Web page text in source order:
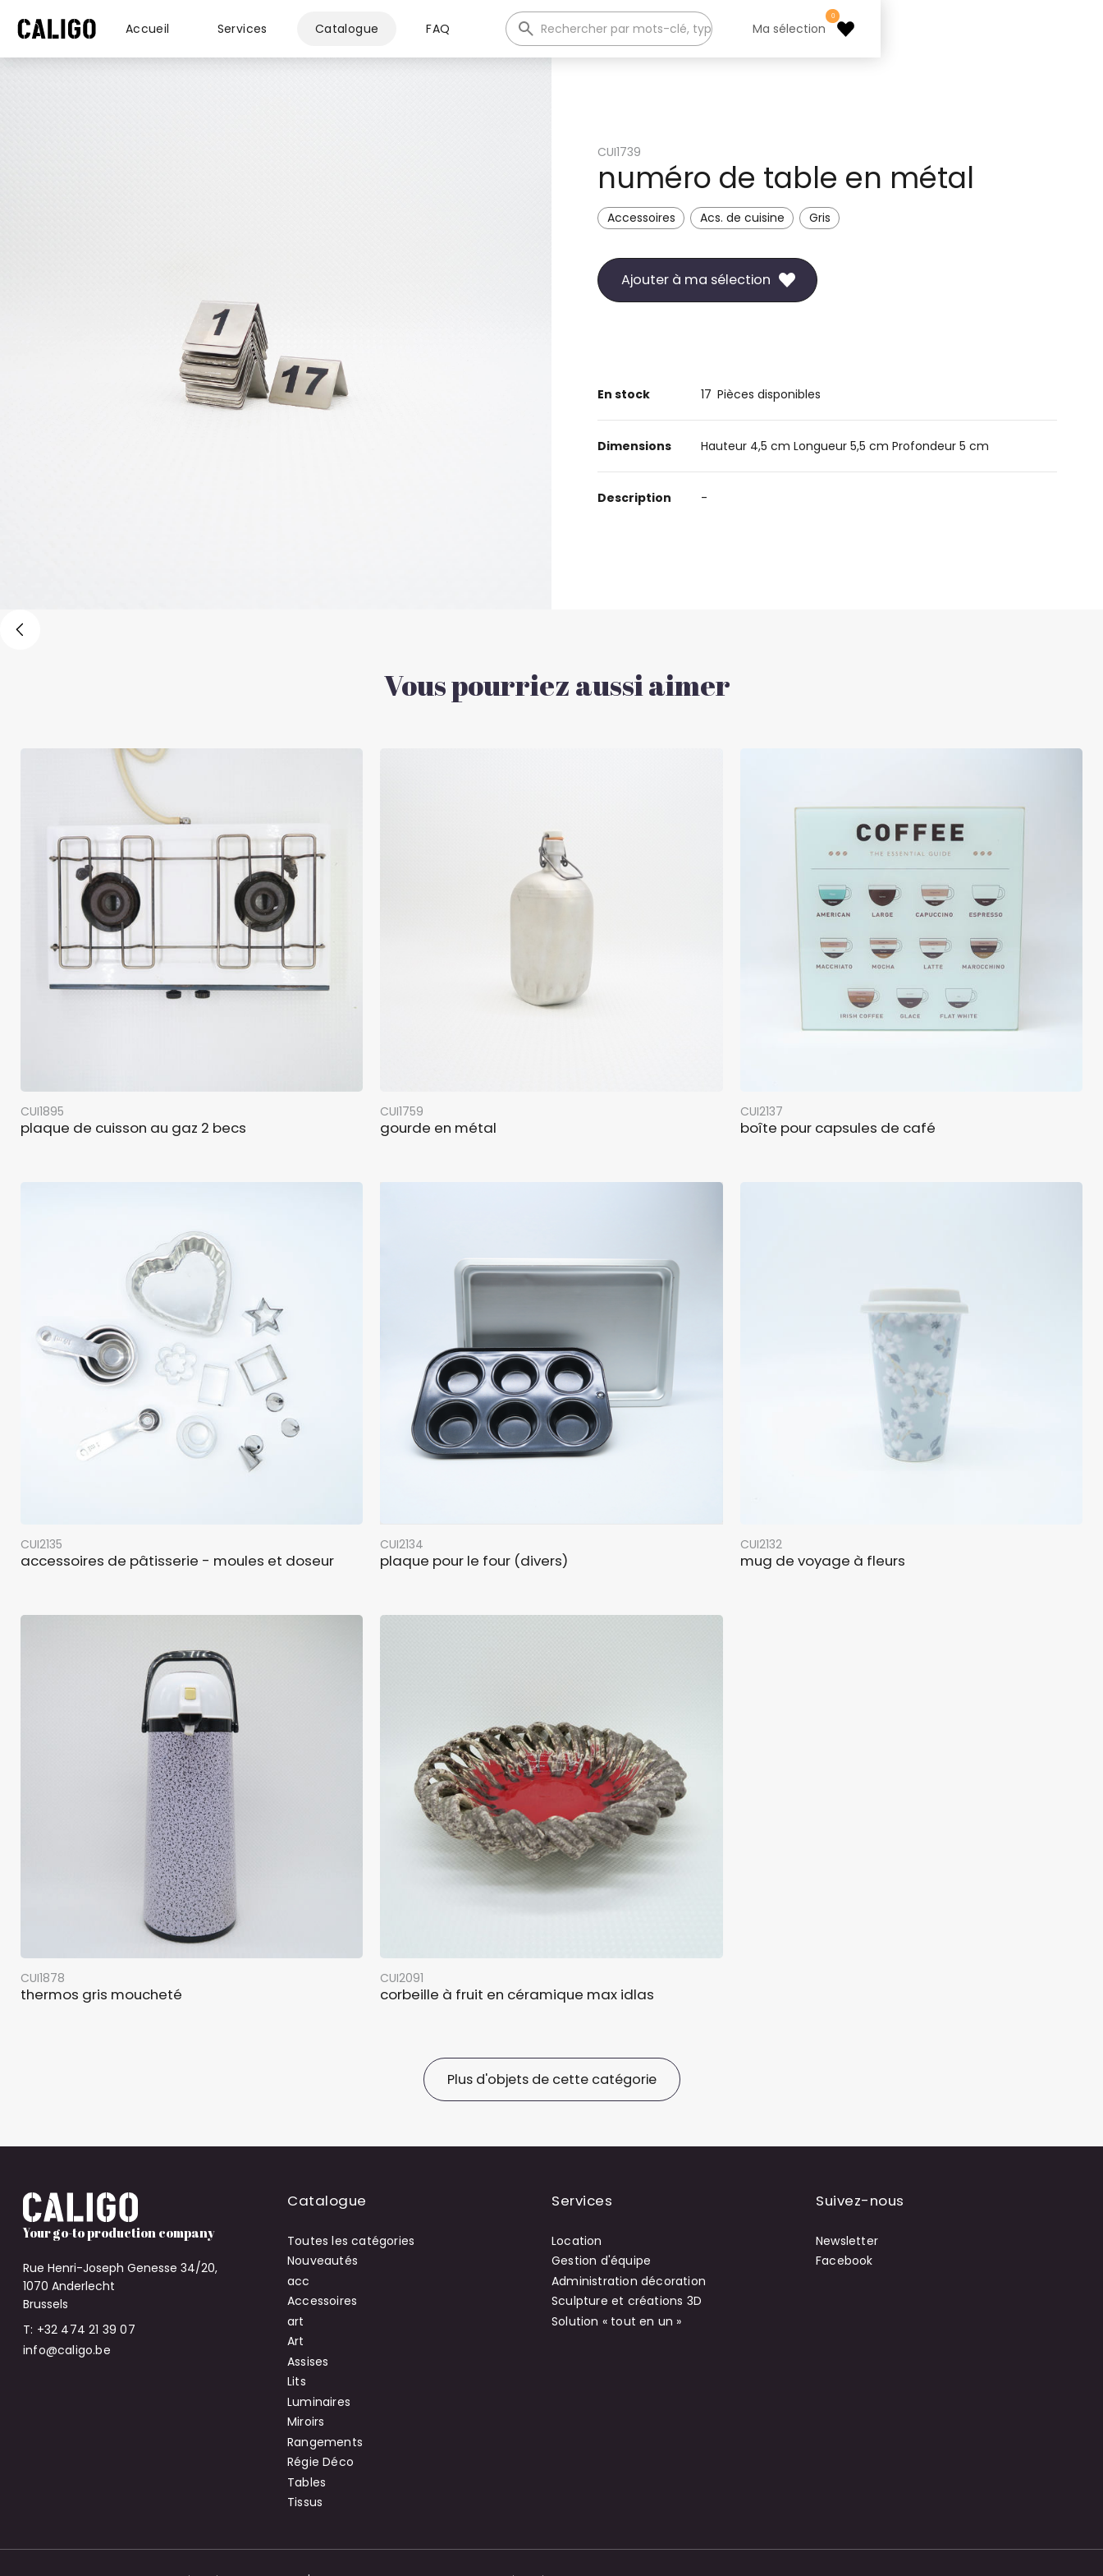
Accueil Services Catalogue FAQ Ma sélection
0
CUI1739
numéro de table en métal
Accessoires Acs. de cuisine Gris
Ajouter à ma sélection
En stock 17 Pièces disponibles
Dimensions Hauteur 4,5 cm Longueur 5,5 cm Profondeur 5 cm
Description -
Vous pourriez aussi aimer
CUI1895
plaque de cuisson au gaz 2 becs
CUI1759
gourde en métal
CUI2137
boîte pour capsules de café
CUI2135
accessoires de pâtisserie - moules et doseur
CUI2134
plaque pour le four (divers)
CUI2132
mug de voyage à fleurs
CUI1878
thermos gris moucheté
CUI2091
corbeille à fruit en céramique max idlas
Plus d'objets de cette catégorie
Your go-to production company
Rue Henri-Joseph Genesse 34/20,
1070 Anderlecht
Brussels
T: +32 474 21 39 07
info@caligo.be
Catalogue
Toutes les catégories
Nouveautés
acc
Accessoires
art
Art
Assises
Lits
Luminaires
Miroirs
Rangements
Régie Déco
Tables
Tissus
Services
Location
Gestion d'équipe
Administration décoration
Sculpture et créations 3D
Solution « tout en un »
Suivez-nous
Newsletter
Facebook